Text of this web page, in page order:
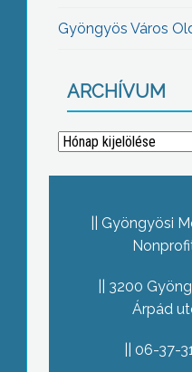
Gyöngyös Város
ARCHÍVUM
Archívum
Gyöngyösi
3200
Árpád
06-37-